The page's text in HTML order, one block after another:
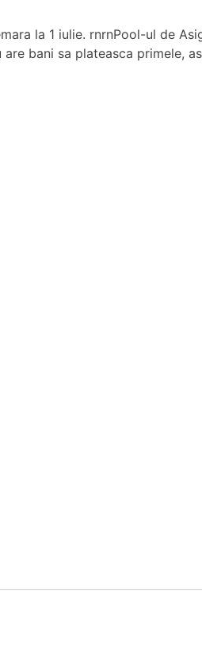
la 1 iulie. rnrnPool-ul de
bani sa plateasca primele,